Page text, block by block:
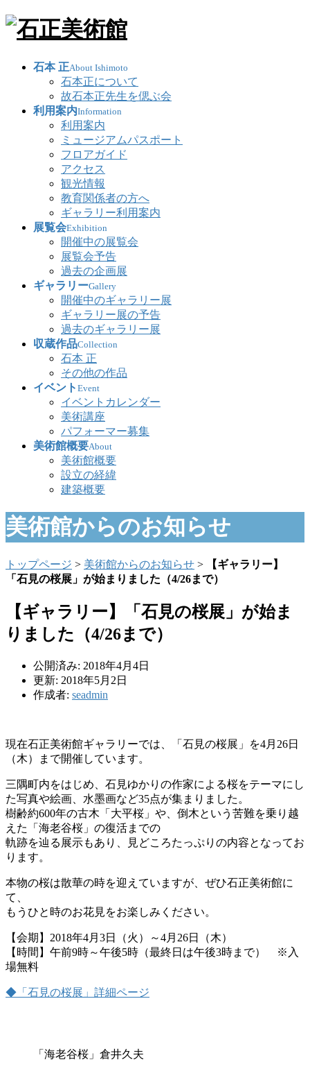
石本 正About Ishimoto
石本正について
故石本正先生を偲ぶ会
利用案内Information
利用案内
ミュージアムパスポート
フロアガイド
アクセス
観光情報
教育関係者の方へ
ギャラリー利用案内
展覧会Exhibition
開催中の展覧会
展覧会予告
過去の企画展
ギャラリーGallery
開催中のギャラリー展
ギャラリー展の予告
過去のギャラリー展
収蔵作品Collection
石本 正
その他の作品
イベント Event
イベントカレンダー
美術講座
パフォーマー募集
美術館概要About
美術館概要
設立の経緯
建築概要
美術館からのお知らせ
トップページ > 美術館からのお知らせ >
【ギャラリー】
「石見の桜展」が始まりました（4/26まで）
【ギャラリー】「石見の桜展」が始ま
りました（4/26まで）
公開済み: 2018年4月4日
更新: 2018年5月2日
作成者: seadmin
現在石正美術館ギャラリーでは、「石見の桜展」を4月26日
（木）まで開催しています。
三隅町内をはじめ、石見ゆかりの作家による桜をテーマにし
た写真や絵画、水墨画など35点が集まりました。
樹齢約600年の古木「大平桜」や、倒木という苦難を乗り越
えた「海老谷桜」の復活までの
軌跡を辿る展示もあり、見どころたっぷりの内容となってお
ります。
本物の桜は散華の時を迎えていますが、ぜひ石正美術館に
て、
もうひと時のお花見をお楽しみください。
【会期】2018年4月3日（火）～4月26日（木）
【時間】午前9時～午後5時（最終日は午後3時まで） ※入
場無料
◆「石見の桜展」詳細ページ
「海老谷桜」倉井久夫